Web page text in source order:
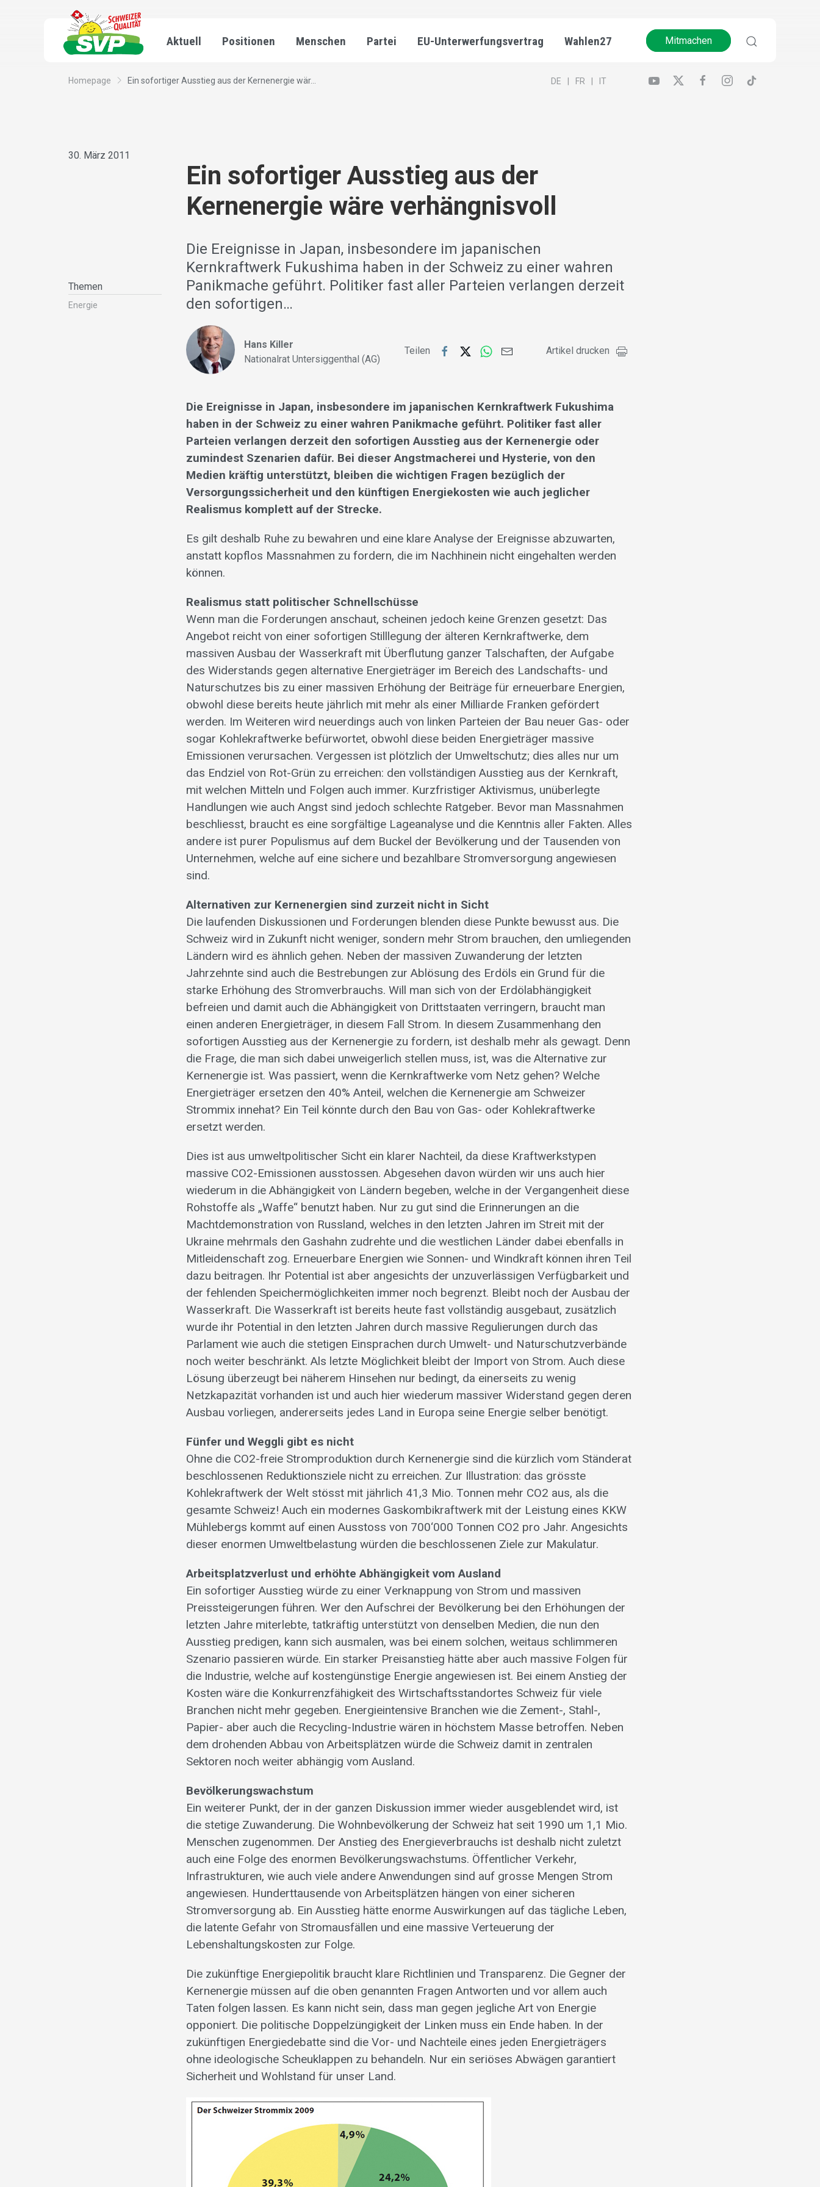
Aktuell Positionen Menschen Partei EU-Unterwerfungsvertrag Wahlen27 Mitmachen
Homepage Ein sofortiger Ausstieg aus der Kernenergie wär... DE FR IT
30. März 2011
Themen
Energie
Ein sofortiger Ausstieg aus der
Kernenergie wäre verhängnisvoll
Die Ereignisse in Japan, insbesondere im japanischen
Kernkraftwerk Fukushima haben in der Schweiz zu einer wahren
Panikmache geführt. Politiker fast aller Parteien verlangen derzeit
den sofortigen…
Hans Killer
Nationalrat Untersiggenthal (AG)
Teilen Artikel drucken
Die Ereignisse in Japan, insbesondere im japanischen Kernkraftwerk Fukushima
haben in der Schweiz zu einer wahren Panikmache geführt. Politiker fast aller
Parteien verlangen derzeit den sofortigen Ausstieg aus der Kernenergie oder
zumindest Szenarien dafür. Bei dieser Angstmacherei und Hysterie, von den
Medien kräftig unterstützt, bleiben die wichtigen Fragen bezüglich der
Versorgungssicherheit und den künftigen Energiekosten wie auch jeglicher
Realismus komplett auf der Strecke.
Es gilt deshalb Ruhe zu bewahren und eine klare Analyse der Ereignisse abzuwarten,
anstatt kopflos Massnahmen zu fordern, die im Nachhinein nicht eingehalten werden
können.
Realismus statt politischer Schnellschüsse
Wenn man die Forderungen anschaut, scheinen jedoch keine Grenzen gesetzt: Das
Angebot reicht von einer sofortigen Stilllegung der älteren Kernkraftwerke, dem
massiven Ausbau der Wasserkraft mit Überflutung ganzer Talschaften, der Aufgabe
des Widerstands gegen alternative Energieträger im Bereich des Landschafts- und
Naturschutzes bis zu einer massiven Erhöhung der Beiträge für erneuerbare Energien,
obwohl diese bereits heute jährlich mit mehr als einer Milliarde Franken gefördert
werden. Im Weiteren wird neuerdings auch von linken Parteien der Bau neuer Gas- oder
sogar Kohlekraftwerke befürwortet, obwohl diese beiden Energieträger massive
Emissionen verursachen. Vergessen ist plötzlich der Umweltschutz; dies alles nur um
das Endziel von Rot-Grün zu erreichen: den vollständigen Ausstieg aus der Kernkraft,
mit welchen Mitteln und Folgen auch immer. Kurzfristiger Aktivismus, unüberlegte
Handlungen wie auch Angst sind jedoch schlechte Ratgeber. Bevor man Massnahmen
beschliesst, braucht es eine sorgfältige Lageanalyse und die Kenntnis aller Fakten. Alles
andere ist purer Populismus auf dem Buckel der Bevölkerung und der Tausenden von
Unternehmen, welche auf eine sichere und bezahlbare Stromversorgung angewiesen
sind.
Alternativen zur Kernenergien sind zurzeit nicht in Sicht
Die laufenden Diskussionen und Forderungen blenden diese Punkte bewusst aus. Die
Schweiz wird in Zukunft nicht weniger, sondern mehr Strom brauchen, den umliegenden
Ländern wird es ähnlich gehen. Neben der massiven Zuwanderung der letzten
Jahrzehnte sind auch die Bestrebungen zur Ablösung des Erdöls ein Grund für die
starke Erhöhung des Stromverbrauchs. Will man sich von der Erdölabhängigkeit
befreien und damit auch die Abhängigkeit von Drittstaaten verringern, braucht man
einen anderen Energieträger, in diesem Fall Strom. In diesem Zusammenhang den
sofortigen Ausstieg aus der Kernenergie zu fordern, ist deshalb mehr als gewagt. Denn
die Frage, die man sich dabei unweigerlich stellen muss, ist, was die Alternative zur
Kernenergie ist. Was passiert, wenn die Kernkraftwerke vom Netz gehen? Welche
Energieträger ersetzen den 40% Anteil, welchen die Kernenergie am Schweizer
Strommix innehat? Ein Teil könnte durch den Bau von Gas- oder Kohlekraftwerke
ersetzt werden.
Dies ist aus umweltpolitischer Sicht ein klarer Nachteil, da diese Kraftwerkstypen
massive CO2-Emissionen ausstossen. Abgesehen davon würden wir uns auch hier
wiederum in die Abhängigkeit von Ländern begeben, welche in der Vergangenheit diese
Rohstoffe als „Waffe“ benutzt haben. Nur zu gut sind die Erinnerungen an die
Machtdemonstration von Russland, welches in den letzten Jahren im Streit mit der
Ukraine mehrmals den Gashahn zudrehte und die westlichen Länder dabei ebenfalls in
Mitleidenschaft zog. Erneuerbare Energien wie Sonnen- und Windkraft können ihren Teil
dazu beitragen. Ihr Potential ist aber angesichts der unzuverlässigen Verfügbarkeit und
der fehlenden Speichermöglichkeiten immer noch begrenzt. Bleibt noch der Ausbau der
Wasserkraft. Die Wasserkraft ist bereits heute fast vollständig ausgebaut, zusätzlich
wurde ihr Potential in den letzten Jahren durch massive Regulierungen durch das
Parlament wie auch die stetigen Einsprachen durch Umwelt- und Naturschutzverbände
noch weiter beschränkt. Als letzte Möglichkeit bleibt der Import von Strom. Auch diese
Lösung überzeugt bei näherem Hinsehen nur bedingt, da einerseits zu wenig
Netzkapazität vorhanden ist und auch hier wiederum massiver Widerstand gegen deren
Ausbau vorliegen, andererseits jedes Land in Europa seine Energie selber benötigt.
Fünfer und Weggli gibt es nicht
Ohne die CO2-freie Stromproduktion durch Kernenergie sind die kürzlich vom Ständerat
beschlossenen Reduktionsziele nicht zu erreichen. Zur Illustration: das grösste
Kohlekraftwerk der Welt stösst mit jährlich 41,3 Mio. Tonnen mehr CO2 aus, als die
gesamte Schweiz! Auch ein modernes Gaskombikraftwerk mit der Leistung eines KKW
Mühlebergs kommt auf einen Ausstoss von 700‘000 Tonnen CO2 pro Jahr. Angesichts
dieser enormen Umweltbelastung würden die beschlossenen Ziele zur Makulatur.
Arbeitsplatzverlust und erhöhte Abhängigkeit vom Ausland
Ein sofortiger Ausstieg würde zu einer Verknappung von Strom und massiven
Preissteigerungen führen. Wer den Aufschrei der Bevölkerung bei den Erhöhungen der
letzten Jahre miterlebte, tatkräftig unterstützt von denselben Medien, die nun den
Ausstieg predigen, kann sich ausmalen, was bei einem solchen, weitaus schlimmeren
Szenario passieren würde. Ein starker Preisanstieg hätte aber auch massive Folgen für
die Industrie, welche auf kostengünstige Energie angewiesen ist. Bei einem Anstieg der
Kosten wäre die Konkurrenzfähigkeit des Wirtschaftsstandortes Schweiz für viele
Branchen nicht mehr gegeben. Energieintensive Branchen wie die Zement-, Stahl-,
Papier- aber auch die Recycling-Industrie wären in höchstem Masse betroffen. Neben
dem drohenden Abbau von Arbeitsplätzen würde die Schweiz damit in zentralen
Sektoren noch weiter abhängig vom Ausland.
Bevölkerungswachstum
Ein weiterer Punkt, der in der ganzen Diskussion immer wieder ausgeblendet wird, ist
die stetige Zuwanderung. Die Wohnbevölkerung der Schweiz hat seit 1990 um 1,1 Mio.
Menschen zugenommen. Der Anstieg des Energieverbrauchs ist deshalb nicht zuletzt
auch eine Folge des enormen Bevölkerungswachstums. Öffentlicher Verkehr,
Infrastrukturen, wie auch viele andere Anwendungen sind auf grosse Mengen Strom
angewiesen. Hunderttausende von Arbeitsplätzen hängen von einer sicheren
Stromversorgung ab. Ein Ausstieg hätte enorme Auswirkungen auf das tägliche Leben,
die latente Gefahr von Stromausfällen und eine massive Verteuerung der
Lebenshaltungskosten zur Folge.
Die zukünftige Energiepolitik braucht klare Richtlinien und Transparenz. Die Gegner der
Kernenergie müssen auf die oben genannten Fragen Antworten und vor allem auch
Taten folgen lassen. Es kann nicht sein, dass man gegen jegliche Art von Energie
opponiert. Die politische Doppelzüngigkeit der Linken muss ein Ende haben. In der
zukünftigen Energiedebatte sind die Vor- und Nachteile eines jeden Energieträgers
ohne ideologische Scheuklappen zu behandeln. Nur ein seriöses Abwägen garantiert
Sicherheit und Wohlstand für unser Land.